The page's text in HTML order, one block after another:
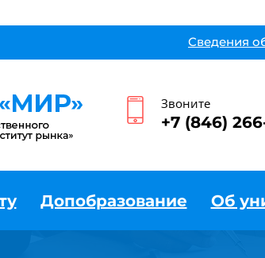
Сведения
Звоните
+7 (846)
Допобразование Об